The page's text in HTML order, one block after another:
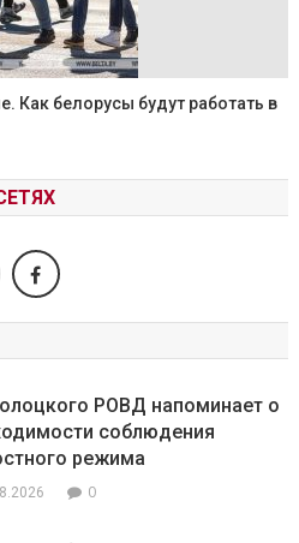
Как белорусы будут работать в
РОВД напоминает о
соблюдения
режима
0